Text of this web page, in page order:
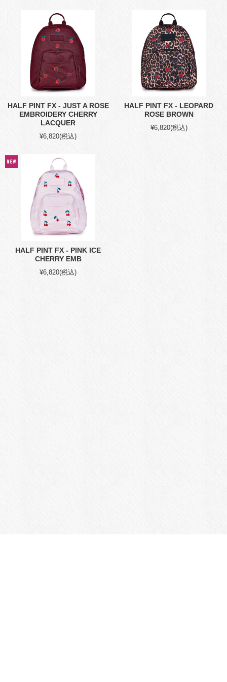
HALF PINT FX - JUST A ROSE
EMBROIDERY CHERRY
LACQUER
¥6,820(税込)
HALF PINT FX - LEOPARD
ROSE BROWN
¥6,820(税込)
HALF PINT FX - PINK ICE
CHERRY EMB
¥6,820(税込)